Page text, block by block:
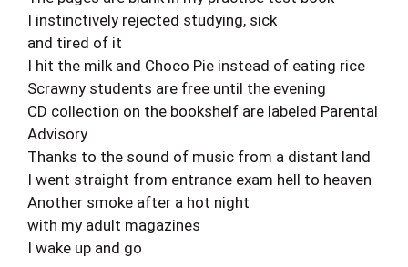
I instinctively rejected studying, sick
and tired of it
I hit the milk and Choco Pie instead of eating rice
Scrawny students are free until the evening
CD collection on the bookshelf are labeled Parental
Advisory
Thanks to the sound of music from a distant land
I went straight from entrance exam hell to heaven
Another smoke after a hot night
with my adult magazines
I wake up and go